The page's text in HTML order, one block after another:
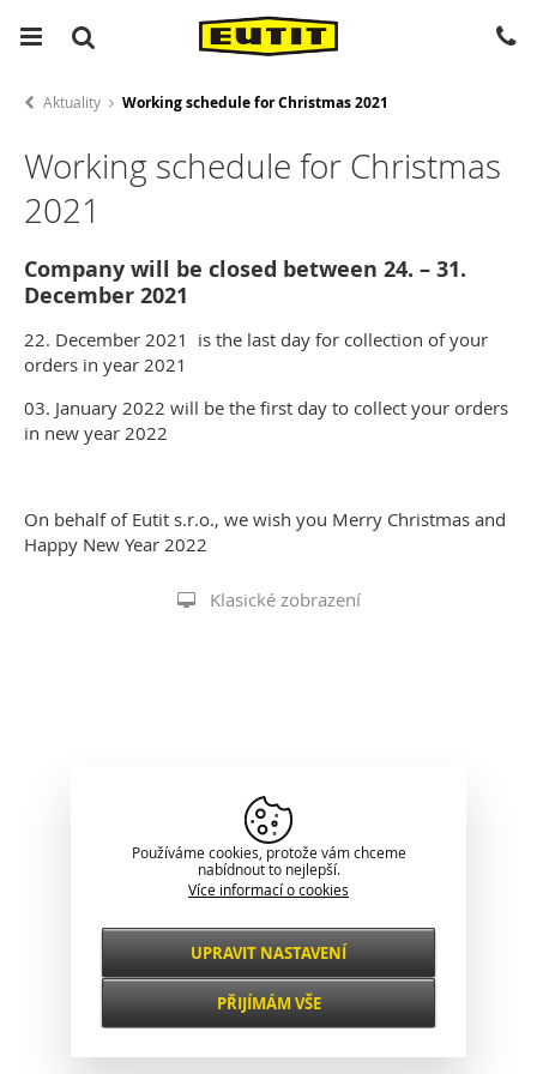
Aktuality Working schedule for Christmas 2021
Working schedule for Christmas
2021
Company will be closed between 24. – 31.
December 2021
22. December 2021 is the last day for collection of your
orders in year 2021
03. January 2022 will be the first day to collect your orders
in new year 2022
On behalf of Eutit s.r.o., we wish you Merry Christmas and
Happy New Year 2022
Klasické zobrazení
Používáme cookies, protože vám chceme
nabídnout to nejlepší.
Více informací o cookies
Nezbytné
VŽDY AKTIVNÍ
Funkční a
UPRAVIT NASTAVENÍ
PŘIJÍMÁM VŠE